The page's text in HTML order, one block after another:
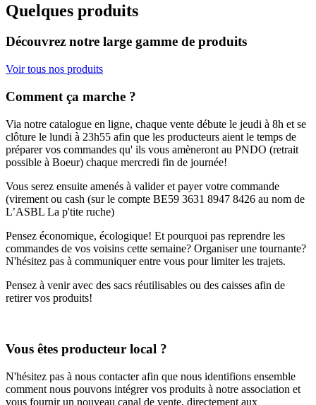
Quelques produits
Découvrez notre large gamme de produits
Voir tous nos produits
Comment ça marche ?
Via notre catalogue en ligne, chaque vente débute le jeudi à 8h et se
clôture le lundi à 23h55 afin que les producteurs aient le temps de
préparer vos commandes qu' ils vous amèneront au PNDO (retrait
possible à Boeur) chaque mercredi fin de journée!
Vous serez ensuite amenés à valider et payer votre commande
(virement ou cash (sur le compte BE59 3631 8947 8426 au nom de
L’ASBL La p'tite ruche)
Pensez économique, écologique! Et pourquoi pas reprendre les
commandes de vos voisins cette semaine? Organiser une tournante?
N'hésitez pas à communiquer entre vous pour limiter les trajets.
Pensez à venir avec des sacs réutilisables ou des caisses afin de
retirer vos produits!
Vous êtes producteur local ?
N'hésitez pas à nous contacter afin que nous identifions ensemble
comment nous pouvons intégrer vos produits à notre association et
vous fournir un nouveau canal de vente, directement aux